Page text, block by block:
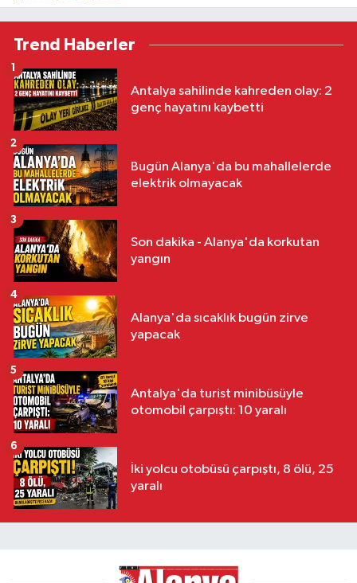
Trend Haberler
Antalya sahilinde kahreden olay: 2
genç hayatını kaybetti
1
Bugün Alanya'da bu mahallelerde
elektrik olmayacak
2
Son dakika - Alanya'da korkutan
yangın
3
Alanya'da sıcaklık bugün zirve
yapacak
4
Antalya'da turist minibüsüyle
otomobil çarpıştı: 10 yaralı
5
İki yolcu otobüsü çarpıştı, 8 ölü, 25
yaralı
6